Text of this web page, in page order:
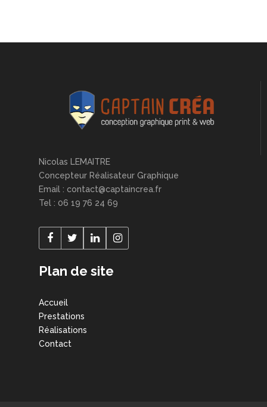
Nicolas LEMAITRE
Concepteur Réalisateur Graphique
Email : contact@captaincrea.fr
Tel : 06 19 76 24 69
Plan de site
Accueil
Prestations
Réalisations
Contact